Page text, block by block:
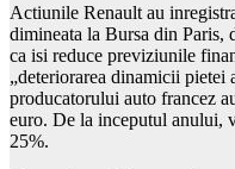
Actiunile Renault au
dimineata la Bursa din Paris,
ca isi reduce previziunile
„deteriorarea dinamicii
producatorului auto francez
euro. De la inceputul anului,
25%.